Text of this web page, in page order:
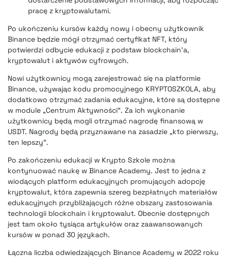
pracę z kryptowalutami.
Po ukończeniu kursów każdy nowy i obecny użytkownik
Binance będzie mógł otrzymać certyfikat NFT, który
potwierdzi odbycie edukacji z podstaw blockchain’a,
kryptowalut i aktywów cyfrowych.
Nowi użytkownicy mogą zarejestrować się na platformie
Binance, używając kodu promocyjnego KRYPTOSZKOLA, aby
dodatkowo otrzymać zadania edukacyjne, które są dostępne
w module „Centrum Aktywności”. Za ich wykonanie
użytkownicy będą mogli otrzymać nagrodę finansową w
USDT. Nagrody będą przyznawane na zasadzie „kto pierwszy,
ten lepszy”.
Po zakończeniu edukacji w Krypto Szkole można
kontynuować naukę w Binance Academy. Jest to jedna z
wiodących platform edukacyjnych promujących adopcję
kryptowalut, która zapewnia szereg bezpłatnych materiałów
edukacyjnych przybliżających różne obszary zastosowania
technologii blockchain i kryptowalut. Obecnie dostępnych
jest tam około tysiąca artykułów oraz zaawansowanych
kursów w ponad 30 językach.
Łączna liczba odwiedzających Binance Academy w 2022 roku